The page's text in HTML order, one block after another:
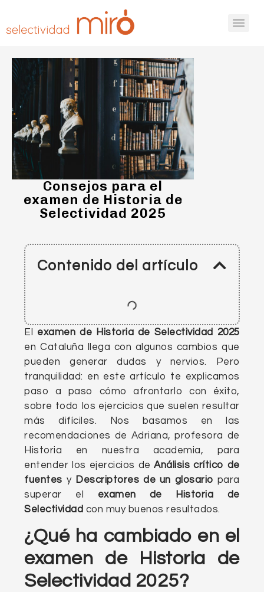
Consejos para el
examen de Historia de
Selectividad 2025
Contenido del artículo
El examen de Historia de Selectividad 2025
en Cataluña llega con algunos cambios que
pueden generar dudas y nervios. Pero
tranquilidad: en este artículo te explicamos
paso a paso cómo afrontarlo con éxito,
sobre todo los ejercicios que suelen resultar
más difíciles. Nos basamos en las
recomendaciones de Adriana, profesora de
Historia en nuestra academia, para
entender los ejercicios deAnálisis crítico de
fuentes y Descriptores de un glosario para
superar el examen de Historia de
Selectividad con muy buenos resultados.
¿Qué ha cambiado en el
examen de Historia de
Selectividad 2025?